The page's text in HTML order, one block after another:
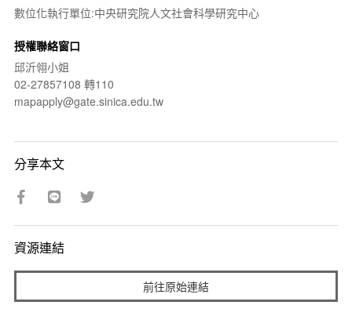
數位化執行單位:中央研究院人文社會科學研究中心
授權聯絡窗口
邱沂翎小姐
02-27857108 轉110
mapapply@gate.sinica.edu.tw
分享本文
資源連結
前往原始連結